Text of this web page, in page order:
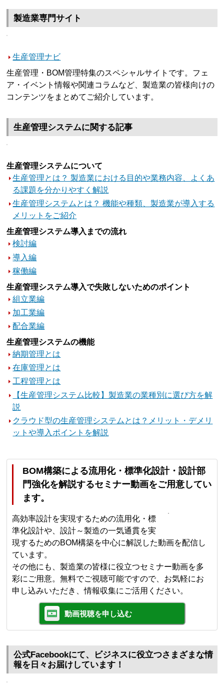
製造業専門サイト
生産管理ナビ
生産管理・BOM管理特集のスペシャルサイトです。フェ
ア・イベント情報や関連コラムなど、製造業の皆様向けの
コンテンツをまとめてご紹介しています。
生産管理システムに関する記事
生産管理システムについて
生産管理とは？ 製造業における目的や業務内容、よくあ
る課題を分かりやすく解説
生産管理システムとは？ 機能や種類、製造業が導入する
メリットをご紹介
生産管理システム導入までの流れ
検討編
導入編
稼働編
生産管理システム導入で失敗しないためのポイント
組立業編
加工業編
配合業編
生産管理システムの機能
納期管理とは
在庫管理とは
工程管理とは
【生産管理システム比較】製造業の業種別に選び方を解
説
クラウド型の生産管理システムとは？メリット・デメリ
ットや導入ポイントを解説
BOM構築による流用化・標準化設計・設計部
門強化を解説するセミナー動画をご用意してい
ます。
高効率設計を実現するための流用化・標
準化設計や、設計～製造の一気通貫を実
現するためのBOM構築を中心に解説した動画を配信し
ています。
その他にも、製造業の皆様に役立つセミナー動画を多
彩にご用意。無料でご視聴可能ですので、お気軽にお
申し込みいただき、情報収集にご活用ください。
動画視聴を申し込む
公式Facebookにて、ビジネスに役立つさまざまな情
報を日々お届けしています！